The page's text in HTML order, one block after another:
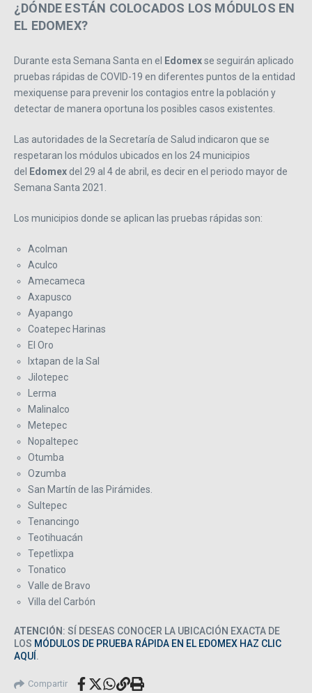
¿DÓNDE ESTÁN COLOCADOS LOS MÓDULOS EN
EL EDOMEX?
Durante esta Semana Santa en el Edomexse seguirán aplicado
pruebas rápidas de COVID-19 en diferentes puntos de la entidad
mexiquense para prevenir los contagios entre la población y
detectar de manera oportuna los posibles casos existentes.
Las autoridades de la Secretaría de Salud indicaron que se
respetaran los módulos ubicados en los 24 municipios
del
Edomex del 29 al 4 de abril, es decir en el periodo mayor de
Semana Santa 2021.
Los municipios donde se aplican las pruebas rápidas son:
Acolman
Aculco
Amecameca
Axapusco
Ayapango
Coatepec Harinas
El Oro
Ixtapan de la Sal
Jilotepec
Lerma
Malinalco
Metepec
Nopaltepec
Otumba
Ozumba
San Martín de las Pirámides.
Sultepec
Tenancingo
Teotihuacán
Tepetlixpa
Tonatico
Valle de Bravo
Villa del Carbón
ATENCIÓN : SÍ DESEAS CONOCER LA UBICACIÓN EXACTA DE
LOS MÓDULOS DE PRUEBA RÁPIDA EN EL EDOMEX HAZ CLIC
AQUÍ .
Compartir